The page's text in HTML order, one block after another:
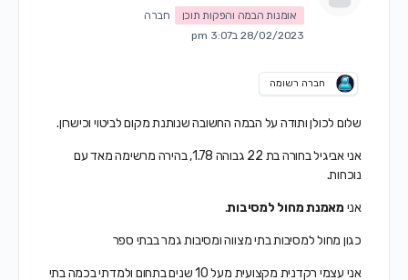
אומנות הבמה והפקות תוכן
חברה
28/02/2023 ב3:07 pm
חברה רשומה
שלום לכולן ותודה על הבמה החשובה שנותנת מקום לביטוי וכישרון.
אני אביגיל בחורה בת 22 גבוהה 1.78, בהירה מרשימה מאד עם
נוכחות.
אני מאמנת מחול למסיבות.
כגון מחול למסיבות בתי מצווה ומסיבות גמר בבתי ספר
אני עצמי רקדנית מקצועית מעל 10 שנים בתחום ולמדתי בכמה בתי